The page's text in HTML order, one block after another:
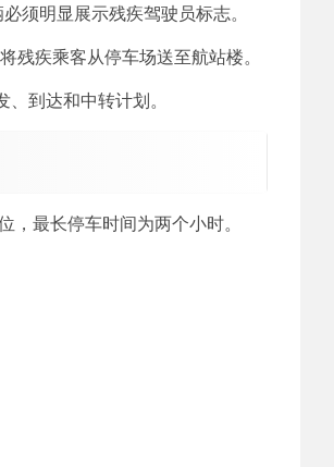
须明显展示残疾驾驶员标志。
残疾乘客从停车场送至航站楼。
到达和中转计划。
最长停车时间为两个小时。